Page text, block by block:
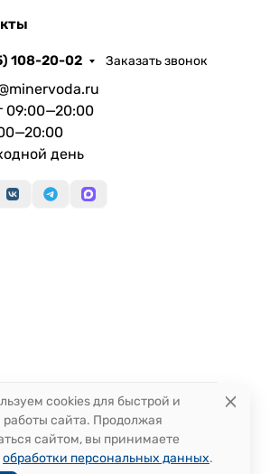
108-20-02 Заказать звонок
09:00—20:00
день
cookies для быстрой и
работы сайта. Продолжая
сайтом, вы принимаете
обработки персональных данных.